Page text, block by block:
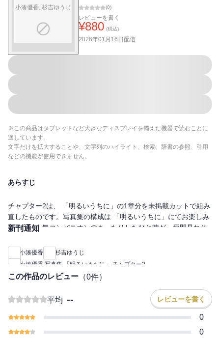
小湊優香, 杉吉ゆうじ
(0)
レビューを書く
¥880 (税込)
2026年01月16日 配信
※この商品はタブレットなど大きなディスプレイを備えた機器で読むことに
適しています。
文字だけを拡大することや、文字列のハイライト、検索、辞書の参照、引用
などの機能が使用できません。
あらすじ
チャプター2は、 「明るいうちに」の1章分を未掲載カットで組み
直したものです。写真集の構成は 「明るいうちに」にてお楽しみ
下さい。人気コンパニオンのまったりしたひと時が、垣間見れそ
されています。プロフィール名前小湊優香（こみなとゆうか）生
年月日1994年10月28日出身：埼玉県身長：158cmサイズ：B90
W60 H83趣味：アニメ、カラオケ特技：体が柔らかいThis photo
book is a Japanese 31-year-old pin-up girl.There is no text. Only
新刊通知
小湊優香
杉吉ゆうじ
小湊優香 写真集 「明るいうちに」 チャプター2
この作品のレビュー （0件）
平均 -- レビューを書く
0
0